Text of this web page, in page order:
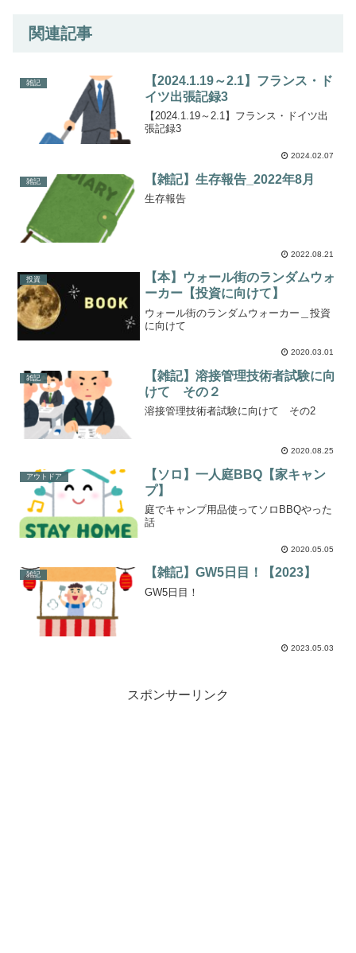
関連記事
雑記
【2024.1.19～2.1】フランス・ド
イツ出張記録3
【2024.1.19～2.1】フランス・ドイツ出
張記録3
2024.02.07
雑記 【雑記】生存報告_2022年8月
生存報告
2022.08.21
投資
【本】ウォール街のランダムウォ
ーカー【投資に向けて】
ウォール街のランダムウォーカー＿投資
に向けて
2020.03.01
雑記
【雑記】溶接管理技術者試験に向
けて その２
溶接管理技術者試験に向けて その2
2020.08.25
アウトドア
【ソロ】一人庭BBQ【家キャン
プ】
庭でキャンプ用品使ってソロBBQやった
話
2020.05.05
雑記 【雑記】GW5日目！【2023】
GW5日目！
2023.05.03
スポンサーリンク